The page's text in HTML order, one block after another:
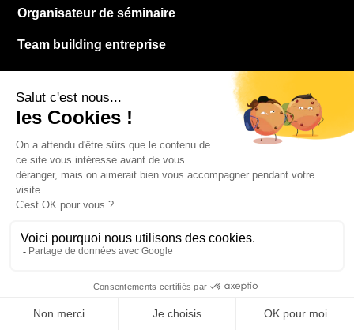
Organisateur de séminaire
Team building entreprise
Entreprise évenementiel
RESSOURCES
Contact